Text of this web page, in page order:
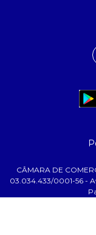
ajuda
CÂMARA DE
03.034.433/0001-56 -